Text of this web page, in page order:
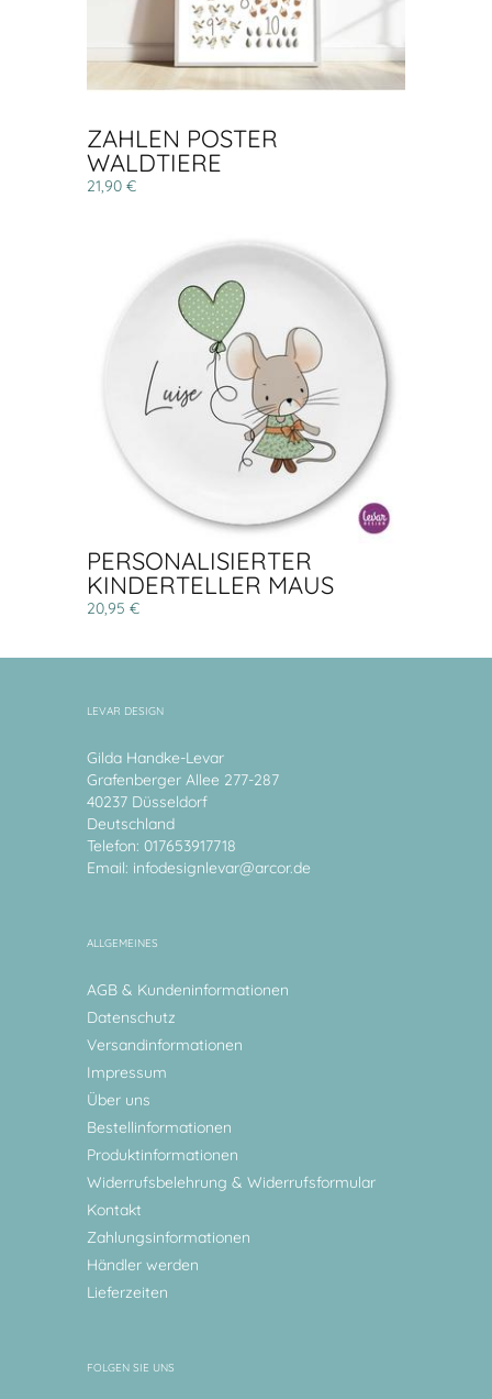
ZAHLEN POSTER
WALDTIERE
21,90 €
PERSONALISIERTER
KINDERTELLER MAUS
20,95 €
LEVAR DESIGN
Gilda Handke-Levar
Grafenberger Allee 277-287
40237 Düsseldorf
Deutschland
Telefon: 017653917718
Email: infodesignlevar@arcor.de
ALLGEMEINES
AGB & Kundeninformationen
Datenschutz
Versandinformationen
Impressum
Über uns
Bestellinformationen
Produktinformationen
Widerrufsbelehrung & Widerrufsformular
Kontakt
Zahlungsinformationen
Händler werden
Lieferzeiten
FOLGEN SIE UNS